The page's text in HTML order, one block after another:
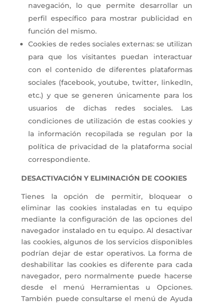
navegación, lo que permite desarrollar un
perfil específico para mostrar publicidad en
función del mismo.
Cookies de redes sociales externas: se utilizan
para que los visitantes puedan interactuar
con el contenido de diferentes plataformas
sociales (facebook, youtube, twitter, linkedIn,
etc.) y que se generen únicamente para los
usuarios de dichas redes sociales. Las
condiciones de utilización de estas cookies y
la información recopilada se regulan por la
política de privacidad de la plataforma social
correspondiente.
DESACTIVACIÓN Y ELIMINACIÓN DE COOKIES
Tienes la opción de permitir, bloquear o
eliminar las cookies instaladas en tu equipo
mediante la configuración de las opciones del
navegador instalado en tu equipo. Al desactivar
las cookies, algunos de los servicios disponibles
podrían dejar de estar operativos. La forma de
deshabilitar las cookies es diferente para cada
navegador, pero normalmente puede hacerse
desde el menú Herramientas u Opciones.
También puede consultarse el menú de Ayuda